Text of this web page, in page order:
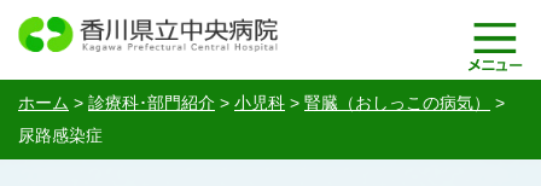
ホーム > 診療科･部門紹介 > 小児科 > 腎臓（おしっこの病気）
>
尿路感染症